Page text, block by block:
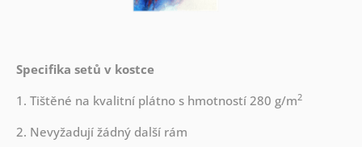
Specifika setů v kostce
1. Tištěné na kvalitní plátno s hmotností 280 g/m2
2. Nevyžadují žádný další rám